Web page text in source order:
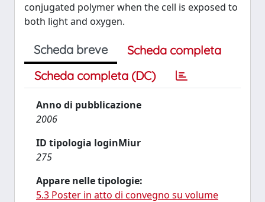
conjugated polymer when the cell is exposed to
both light and oxygen.
Scheda breve
Scheda completa
Scheda completa (DC)
Anno di pubblicazione
2006
ID tipologia loginMiur
275
Appare nelle tipologie:
5.3 Poster in atto di convegno su volume